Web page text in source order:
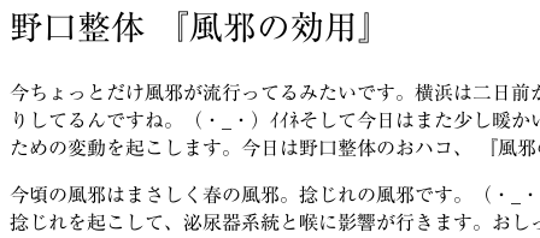
ス
キ
プ
日:
野口整体 『風邪の効用』
今ちょっとだけ風邪が流行ってるみたいです。横浜は二日
りしてるんですね。（・_・）ｲｲﾈそして今日はまた少し暖
ための変動を起こします。今日は野口整体のおハコ、 『風
今頃の風邪はまさしく春の風邪。捻じれの風邪です。（・_
捻じれを起こして、泌尿器系統と喉に影響が行きます。おし